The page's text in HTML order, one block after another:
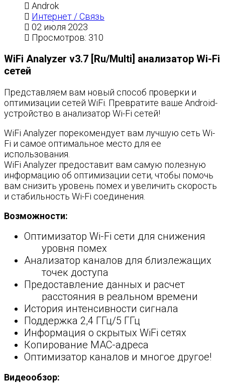
Androk
Интернет / Связь
02 июля 2023
Просмотров: 310
WiFi Analyzer v3.7 [Ru/Multi] анализатор Wi-Fi
сетей
Представляем вам новый способ проверки и
оптимизации сетей WiFi. Превратите ваше Android-
устройство в анализатор Wi-Fi сетей!
WiFi Analyzer порекомендует вам лучшую сеть Wi-
Fi и самое оптимальное место для ее
использования.
WiFi Analyzer предоставит вам самую полезную
информацию об оптимизации сети, чтобы помочь
вам снизить уровень помех и увеличить скорость
и стабильность Wi-Fi соединения.
Возможности:
Оптимизатор Wi-Fi сети для снижения
уровня помех
Анализатор каналов для близлежащих
точек доступа
Предоставление данных и расчет
расстояния в реальном времени
История интенсивности сигнала
Поддержка 2,4 ГГц/5 ГГц
Информация о скрытых WiFi сетях
Копирование MAC-адреса
Оптимизатор каналов и многое другое!
Видеообзор: